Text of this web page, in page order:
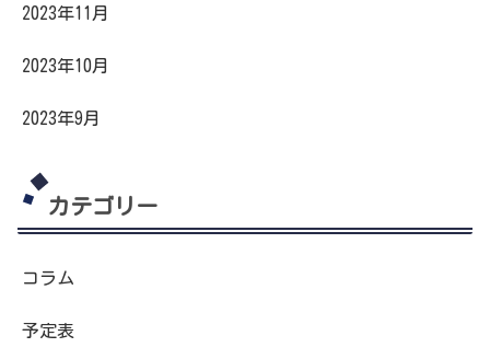
2023年11月
2023年10月
2023年9月
カテゴリー
コラム
予定表